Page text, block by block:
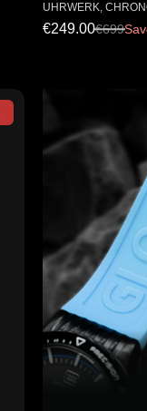
UHRWERK,
€249.00€699